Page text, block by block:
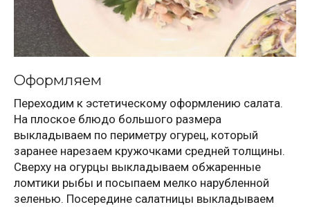
Оформляем
Переходим к эстетическому оформлению салата.
На плоское блюдо большого размера
выкладываем по периметру огурец, который
заранее нарезаем кружочками средней толщины.
Сверху на огурцы выкладываем обжаренные
ломтики рыбы и посыпаем мелко нарубленной
зеленью. Посередине салатницы выкладываем